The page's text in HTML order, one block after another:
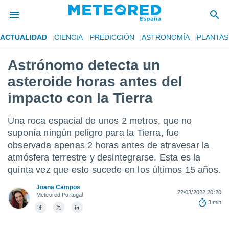
de
por
para
la
calidad.
a este
las
y
digital
ACTUALIDAD CIENCIA PREDICCIÓN ASTRONOMÍA PLANTAS
Astrónomo detecta un
asteroide horas antes del
impacto con la Tierra
Una roca espacial de unos 2 metros, que no
suponía ningún peligro para la Tierra, fue
observada apenas 2 horas antes de atravesar la
atmósfera terrestre y desintegrarse. Esta es la
quinta vez que esto sucede en los últimos 15 años.
Joana Campos
Meteored Portugal
22/03/2022 20:20
3 min